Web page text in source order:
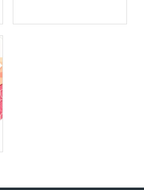
Entzündungshemmung!